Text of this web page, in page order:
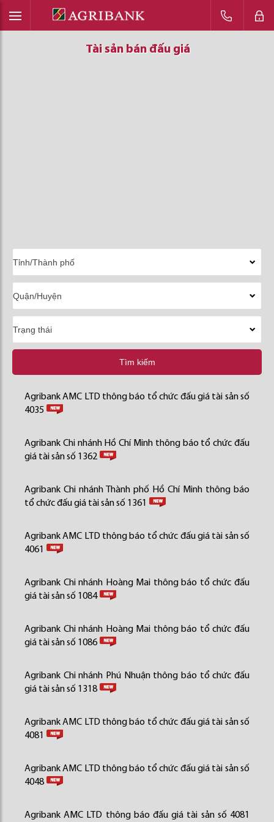
Tài sản bán đấu giá
Tài sản bán đấu giá
Tài sản bán đấu giá
Tìm kiếm
Agribank AMC LTD thông báo tổ chức đấu giá tài sản số
4035
Agribank Chi nhánh Hồ Chí Minh thông báo tổ chức đấu
giá tài sản số 1362
Agribank Chi nhánh Thành phố Hồ Chí Minh thông báo
tổ chức đấu giá tài sản số 1361
Agribank AMC LTD thông báo tổ chức đấu giá tài sản số
4061
Agribank Chi nhánh Hoàng Mai thông báo tổ chức đấu
giá tài sản số 1084
Agribank Chi nhánh Hoàng Mai thông báo tổ chức đấu
giá tài sản số 1086
Agribank Chi nhánh Phú Nhuận thông báo tổ chức đấu
giá tài sản số 1318
Agribank AMC LTD thông báo tổ chức đấu giá tài sản số
4081
Agribank AMC LTD thông báo tổ chức đấu giá tài sản số
4048
Agribank AMC LTD thông báo đấu giá tài sản số 4081